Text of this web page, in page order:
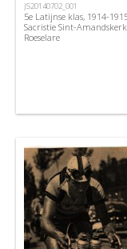
JS20140702_001
5e Latijnse klas, 1914-
Sacristie Sint-Amandskerk
Roeselare